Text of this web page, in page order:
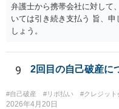
弁護士から携帯会社に対して
いては引き続き支払う 旨、
しょう。
9 2回目の自己破産に
#自己破産 #リボ払い #クレジット
2026年4月20日